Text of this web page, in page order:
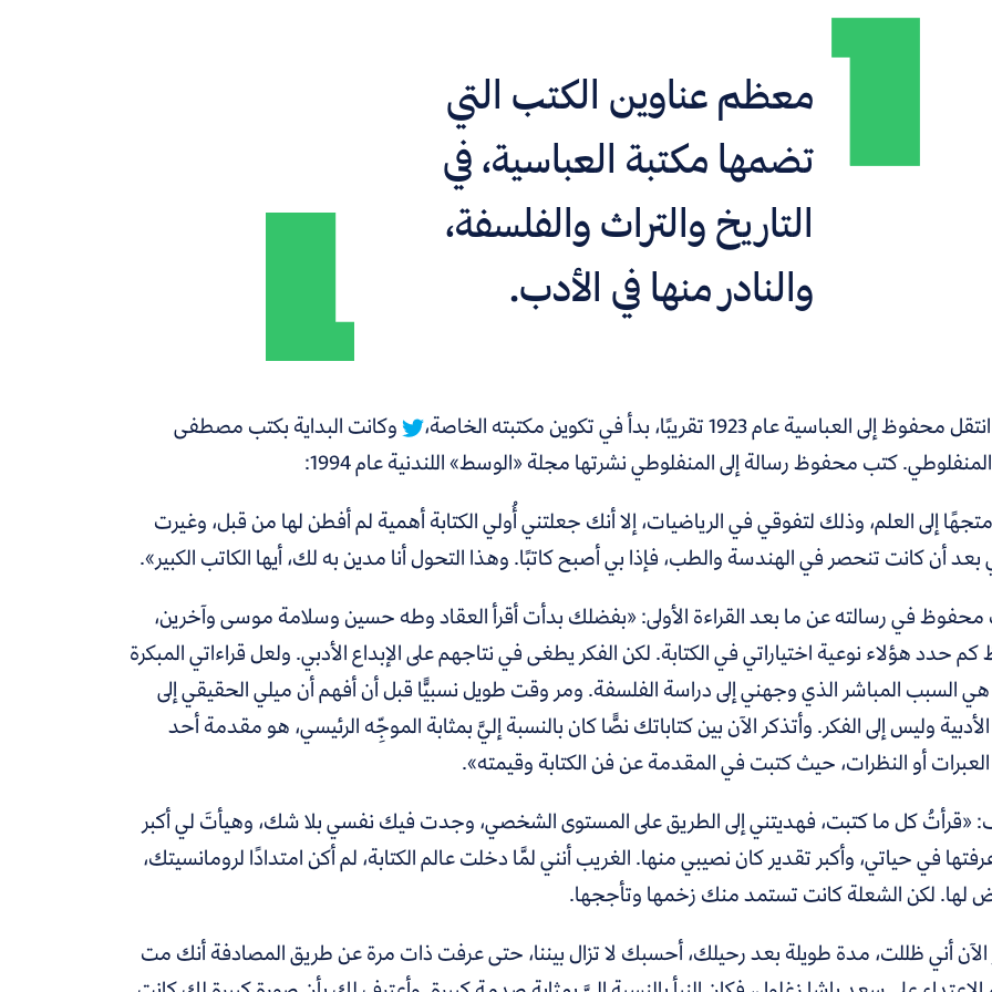
معظم عناوين الكتب التي
تضمها مكتبة العباسية، في
التاريخ والتراث والفلسفة،
والنادر منها في الأدب.
إلى العباسية عام 1923 تقريبًا، بدأ في تكوين مكتبته الخاصة،
وكانت البداية بكتب مصطفى
كتب محفوظ رسالة إلى المنفلوطي نشرتها مجلة «الوسط» اللندنية عام 1994:
إلى العلم، وذلك لتفوقي في الرياضيات، إلا أنك جعلتني أُولي الكتابة أهمية لم أفطن لها من قبل، وغيرت
بعد أن كانت تنحصر في الهندسة والطب، فإذا بي أصبح كاتبًا. وهذا التحول أنا مدين به لك، أيها الكاتب الكبير».
في رسالته عن ما بعد القراءة الأولى: «بفضلك بدأت أقرأ العقاد وطه حسين وسلامة موسى وآخرين،
كم حدد هؤلاء نوعية اختياراتي في الكتابة. لكن الفكر يطغى في نتاجهم على الإبداع الأدبي. ولعل قراءاتي المبكرة
السبب المباشر الذي وجهني إلى دراسة الفلسفة. ومر وقت طويل نسبيًّا قبل أن أفهم أن ميلي الحقيقي إلى
الأدبية وليس إلى الفكر. وأتذكر الآن بين كتاباتك نصًّا كان بالنسبة إليَّ بمثابة الموجِّه الرئيسي، هو مقدمة أحد
أو النظرات، حيث كتبت في المقدمة عن فن الكتابة وقيمته».
«قرأتُ كل ما كتبت، فهديتني إلى الطريق على المستوى الشخصي، وجدت فيك نفسي بلا شك، وهيأتَ لي أكبر
في حياتي، وأكبر تقدير كان نصيبي منها. الغريب أنني لمَّا دخلت عالم الكتابة، لم أكن امتدادًا لرومانسيتك،
لها. لكن الشعلة كانت تستمد منك زخمها وتأججها.
الآن أني ظللت، مدة طويلة بعد رحيلك، أحسبك لا تزال بيننا، حتى عرفت ذات مرة عن طريق المصادفة أنك مت